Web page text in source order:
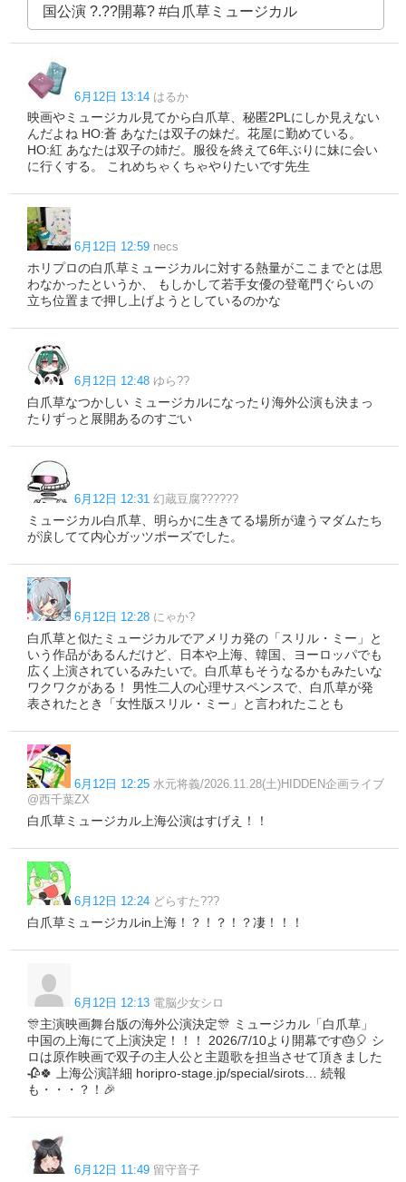
国公演 ?.??開幕? #白爪草ミュージカル
6月12日 13:14 はるか
映画やミュージカル見てから白爪草、秘匿2PLにしか見えない
んだよね HO:蒼 あなたは双子の妹だ。花屋に勤めている。
HO:紅 あなたは双子の姉だ。服役を終えて6年ぶりに妹に会い
に行くする。 これめちゃくちゃやりたいです先生
6月12日 12:59 necs
ホリプロの白爪草ミュージカルに対する熱量がここまでとは思
わなかったというか、 もしかして若手女優の登竜門ぐらいの
立ち位置まで押し上げようとしているのかな
6月12日 12:48 ゆら??
白爪草なつかしい ミュージカルになったり海外公演も決まっ
たりずっと展開あるのすごい
6月12日 12:31 幻蔵豆腐??????
ミュージカル白爪草、明らかに生きてる場所が違うマダムたち
が涙してて内心ガッツポーズでした。
6月12日 12:28 にゃか?
白爪草と似たミュージカルでアメリカ発の「スリル・ミー」と
いう作品があるんだけど、日本や上海、韓国、ヨーロッパでも
広く上演されているみたいで。白爪草もそうなるかもみたいな
ワクワクがある！ 男性二人の心理サスペンスで、白爪草が発
表されたとき「女性版スリル・ミー」と言われたことも
6月12日 12:25 水元将義/2026.11.28(土)HIDDEN企画ライブ
@西千葉ZX
白爪草ミュージカル上海公演はすげえ！！
6月12日 12:24 どらすた???
白爪草ミュージカルin上海！？！？！？凄！！！
6月12日 12:13 電脳少女シロ
🎊主演映画舞台版の海外公演決定🎊 ミュージカル「白爪草」
中国の上海にて上演決定！！！ 2026/7/10より開幕です🎂🎈 シ
ロは原作映画で双子の主人公と主題歌を担当させて頂きました
🥀🍀 上海公演詳細 horipro-stage.jp/special/sirots… 続報
も・・・？！🎉
6月12日 11:49 留守音子